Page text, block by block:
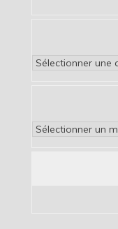
Catégories
Archives